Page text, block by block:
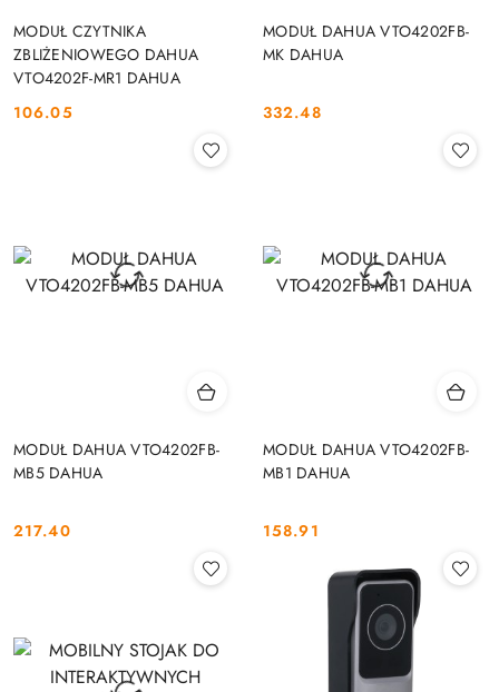
MODUŁ CZYTNIKA
ZBLIŻENIOWEGO DAHUA
VTO4202F-MR1 DAHUA
Cena:
106.05
MODUŁ DAHUA VTO4202FB-
MK DAHUA
Cena:
332.48
MODUŁ DAHUA VTO4202FB-
MB5 DAHUA
Cena:
217.40
MODUŁ DAHUA VTO4202FB-
MB1 DAHUA
Cena:
158.91